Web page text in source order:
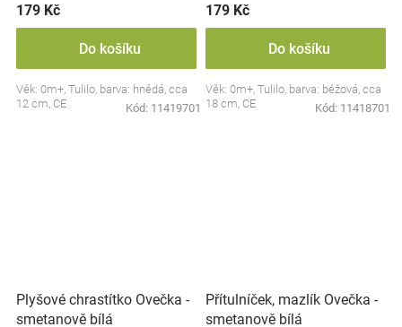
179 Kč
Do košíku
Věk: 0m+, Tulilo, barva: hnědá, cca
12 cm, CE
Kód: 11419701
179 Kč
Do košíku
Věk: 0m+, Tulilo, barva: béžová, cca
18 cm, CE
Kód: 11418701
Plyšové chrastítko Ovečka -
smetanově bílá
Přítulníček, mazlík Ovečka -
smetanově bílá